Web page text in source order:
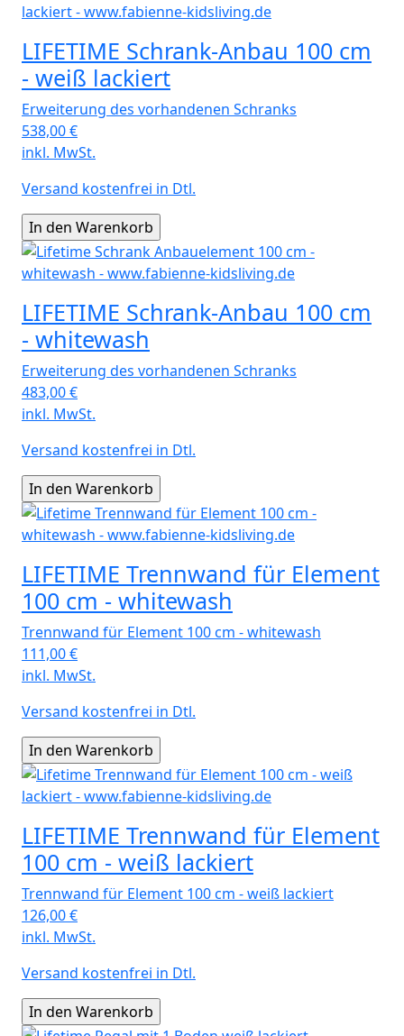
LIFETIME Schrank-Anbau 100 cm
- weiß lackiert
Erweiterung des vorhandenen Schranks
538,00€
inkl. MwSt.
Versand kostenfrei in Dtl.
LIFETIME Schrank-Anbau 100 cm
- whitewash
Erweiterung des vorhandenen Schranks
483,00€
inkl. MwSt.
Versand kostenfrei in Dtl.
LIFETIME Trennwand für Element
100 cm - whitewash
Trennwand für Element 100 cm - whitewash
111,00€
inkl. MwSt.
Versand kostenfrei in Dtl.
LIFETIME Trennwand für Element
100 cm - weiß lackiert
Trennwand für Element 100 cm - weiß lackiert
126,00€
inkl. MwSt.
Versand kostenfrei in Dtl.